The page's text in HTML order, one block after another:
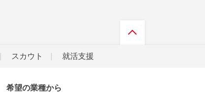
スカウト 就活支援
希望の業種から